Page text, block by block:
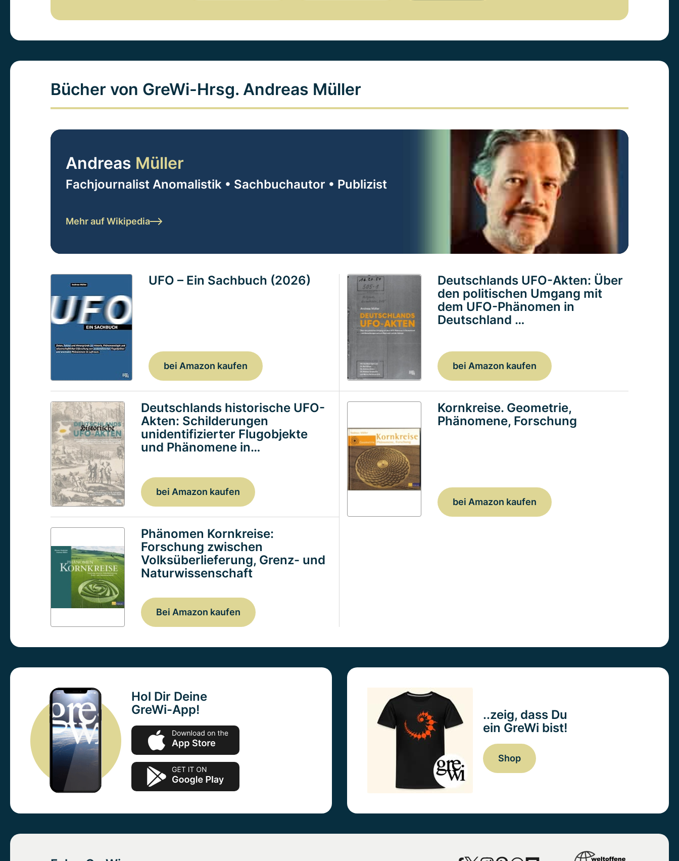
Bücher von GreWi-Hrsg. Andreas Müller
Andreas Müller
Fachjournalist Anomalistik • Sachbuchautor • Publizist
Mehr auf Wikipedia
UFO – Ein Sachbuch (2026)
bei Amazon kaufen
Deutschlands UFO-Akten: Über
den politischen Umgang mit
dem UFO-Phänomen in
Deutschland …
bei Amazon kaufen
Deutschlands historische UFO-
Akten: Schilderungen
unidentifizierter Flugobjekte
und Phänomene in…
bei Amazon kaufen
Kornkreise. Geometrie,
Phänomene, Forschung
bei Amazon kaufen
Phänomen Kornkreise:
Forschung zwischen
Volksüberlieferung, Grenz- und
Naturwissenschaft
Bei Amazon kaufen
Hol Dir Deine
GreWi-App!
..zeig, dass Du
ein GreWi bist!
Shop